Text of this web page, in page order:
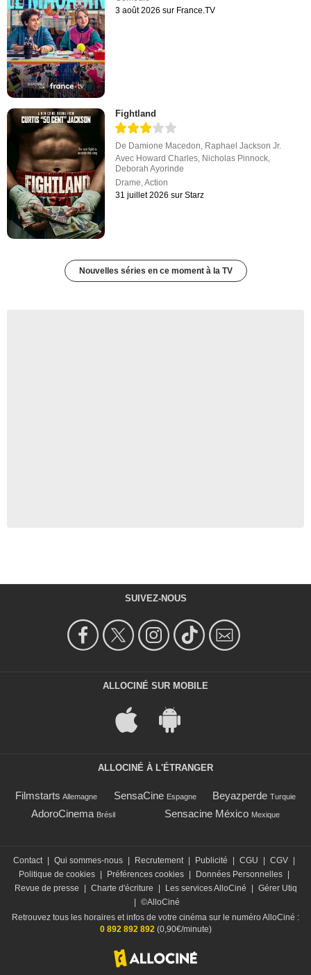
3 août 2026 sur France.TV
Fightland
De Damione Macedon Raphael Jackson Jr.
Avec Howard Charles Nicholas Pinnock
Deborah Ayorinde
Drame ,Action
31 juillet 2026 sur Starz
Nouvelles séries en ce moment à la TV
SUIVEZ-NOUS
ALLOCINÉ SUR MOBILE
ALLOCINÉ À L'ÉTRANGER
Filmstarts Allemagne SensaCine Espagne Beyazperde Turquie
AdoroCinema Brésil Sensacine México Mexique
Contact Qui sommes-nous Recrutement Publicité CGU CGV
Politique de cookies
Préférences cookies Données Personnelles
Revue de presse
Charte d'écriture Les services AlloCiné
Gérer Utiq
©AlloCiné
Retrouvez tous les horaires et infos de votre cinéma sur le numéro AlloCiné :
0 892 892 892(0,90€/minute)